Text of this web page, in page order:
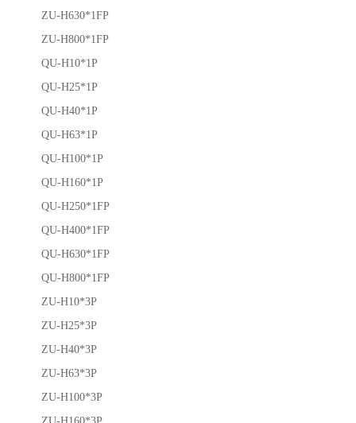
ZU-H630*1FP
ZU-H800*1FP
QU-H10*1P
QU-H25*1P
QU-H40*1P
QU-H63*1P
QU-H100*1P
QU-H160*1P
QU-H250*1FP
QU-H400*1FP
QU-H630*1FP
QU-H800*1FP
ZU-H10*3P
ZU-H25*3P
ZU-H40*3P
ZU-H63*3P
ZU-H100*3P
ZU-H160*3P